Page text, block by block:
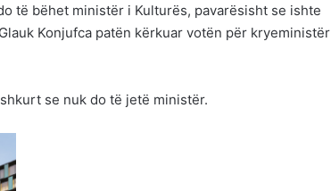
të bëhet ministër i Kulturës, pavarësisht se ishte
Konjufca patën kërkuar votën për kryeministër
se nuk do të jetë ministër.